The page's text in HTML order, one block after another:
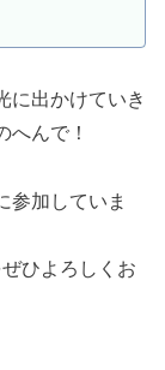
に出かけていき
へんで！
参加していま
ひよろしくお